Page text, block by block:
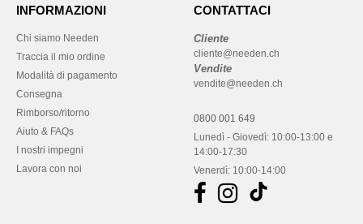
INFORMAZIONI
Chi siamo Needen
Traccia il mio ordine
Modalità di pagamento
Consegna
Rimborso/ritorno
Aiuto & FAQs
I nostri impegni
Lavora con noi
CONTATTACI
Cliente
cliente@needen.ch
Vendite
vendite@needen.ch
0800 001 649
Lunedì - Giovedì: 10:00-13:00 e
14:00-17:30
Venerdì: 10:00-14:00